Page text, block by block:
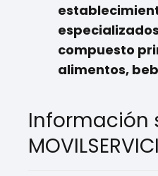
compuesto
alimentos,
Información